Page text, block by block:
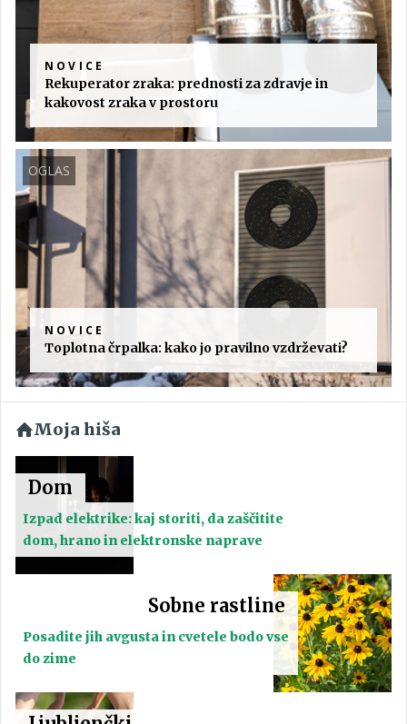
NOVICE
Rekuperator zraka: prednosti za zdravje in
kakovost zraka v prostoru
OGLAS
NOVICE
Toplotna črpalka: kako jo pravilno vzdrževati?
Moja hiša
Dom
Izpad elektrike: kaj storiti, da zaščitite
dom, hrano in elektronske naprave
Sobne rastline
Posadite jih avgusta in cvetele bodo vse
do zime